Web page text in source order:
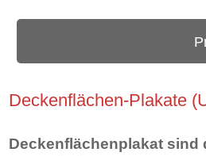
Deckenflächen-Plakate
Deckenflächenplakat sind